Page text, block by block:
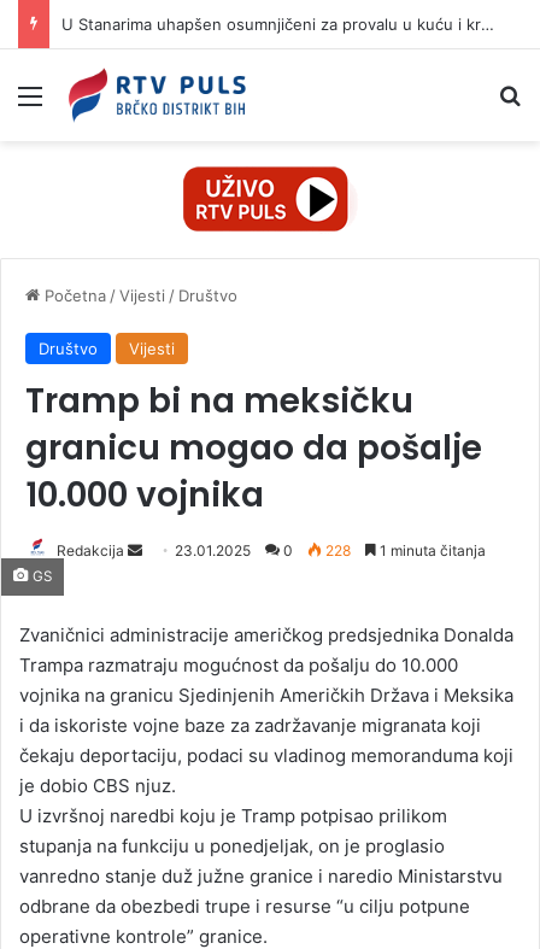
U Stanarima uhapšen osumnjičeni za provalu u kuću i krađu pištolja
Izbornik
Početna /Vijesti / Društvo
Društvo Vijesti
Tramp bi na meksičku
granicu mogao da pošalje
10.000 vojnika
Redakcija
d
a
n
e
m
a
i
l
23.01.2025 0 228 1 minuta čitanja
GS
Zvaničnici administracije američkog predsjednika Donalda
Trampa razmatraju mogućnost da pošalju do 10.000
vojnika na granicu Sjedinjenih Američkih Država i Meksika
i da iskoriste vojne baze za zadržavanje migranata koji
čekaju deportaciju, podaci su vladinog memoranduma koji
je dobio CBS njuz.
U izvršnoj naredbi koju je Tramp potpisao prilikom
stupanja na funkciju u ponedjeljak, on je proglasio
vanredno stanje duž južne granice i naredio Ministarstvu
odbrane da obezbedi trupe i resurse “u cilju potpune
operativne kontrole” granice.